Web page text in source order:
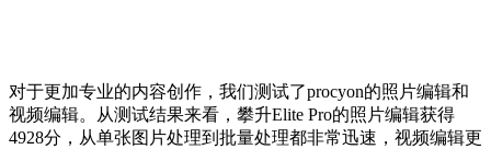
对于更加专业的内容创作，我们测试了procyon的照片编辑和
视频编辑。从测试结果来看，攀升Elite Pro的照片编辑获得
4928分，从单张图片处理到批量处理都非常迅速，视频编辑更